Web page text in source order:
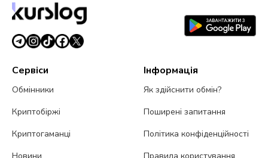
Сервіси
Обмінники
Криптобіржі
Криптогаманці
Інформація
Як здійснити обмін?
Поширені запитання
Політика конфіденційності